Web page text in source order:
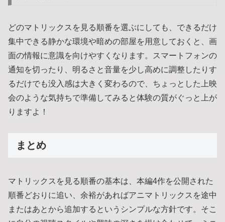
どのマトリックスを見る順番を選ぶにしても、できるだけ
集中できる静かな環境や暗めの部屋を用意しておくと、画
面の情報に意識を向けやすくなります。スマートフォンの
通知を切ったり、明るさと音量を少し高めに調整したりす
るだけでも没入感は大きく変わるので、ちょっとした上映
会のような気持ちで準備してみると体験の質がぐっと上が
りますよ！
まとめ
マトリックスを見る順番の基本は、本編4作を公開された
順番どおりに追い、余裕があればアニマトリックスを途中
またはあとから追加するというシンプルな方針です。そこ